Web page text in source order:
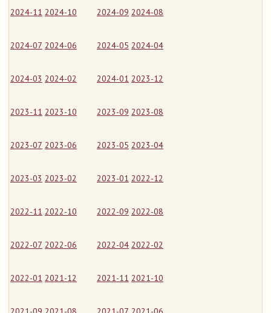
2024-11 2024-10 2024-09 2024-08
2024-07 2024-06 2024-05 2024-04
2024-03 2024-02 2024-01 2023-12
2023-11 2023-10 2023-09 2023-08
2023-07 2023-06 2023-05 2023-04
2023-03 2023-02 2023-01 2022-12
2022-11 2022-10 2022-09 2022-08
2022-07 2022-06 2022-04 2022-02
2022-01 2021-12 2021-11 2021-10